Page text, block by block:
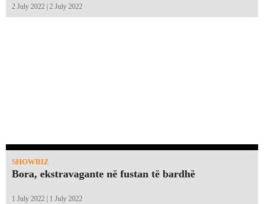
2 July 2022 | 2 July 2022
SHOWBIZ
Bora, ekstravagante në fustan të bardhë
1 July 2022 | 1 July 2022